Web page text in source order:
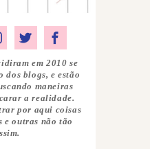
em 2010 se
dos blogs, e estão
maneiras
a realidade.
por aqui coisas
e outras não tão